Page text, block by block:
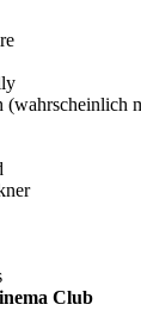
(wahrscheinlich
Club